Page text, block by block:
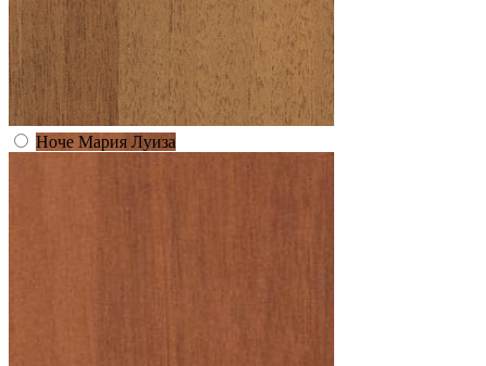
Ноче Мария Луиза